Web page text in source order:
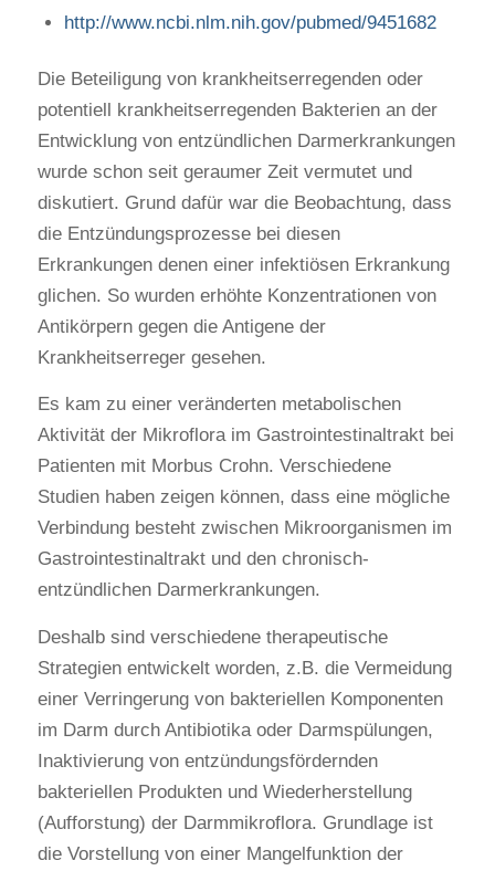
http://www.ncbi.nlm.nih.gov/pubmed/9451682
Die Beteiligung von krankheitserregenden oder
potentiell krankheitserregenden Bakterien an der
Entwicklung von entzündlichen Darmerkrankungen
wurde schon seit geraumer Zeit vermutet und
diskutiert. Grund dafür war die Beobachtung, dass
die Entzündungsprozesse bei diesen
Erkrankungen denen einer infektiösen Erkrankung
glichen. So wurden erhöhte Konzentrationen von
Antikörpern gegen die Antigene der
Krankheitserreger gesehen.
Es kam zu einer veränderten metabolischen
Aktivität der Mikroflora im Gastrointestinaltrakt bei
Patienten mit Morbus Crohn. Verschiedene
Studien haben zeigen können, dass eine mögliche
Verbindung besteht zwischen Mikroorganismen im
Gastrointestinaltrakt und den chronisch-
entzündlichen Darmerkrankungen.
Deshalb sind verschiedene therapeutische
Strategien entwickelt worden, z.B. die Vermeidung
einer Verringerung von bakteriellen Komponenten
im Darm durch Antibiotika oder Darmspülungen,
Inaktivierung von entzündungsfördernden
bakteriellen Produkten und Wiederherstellung
(Aufforstung) der Darmmikroflora. Grundlage ist
die Vorstellung von einer Mangelfunktion der